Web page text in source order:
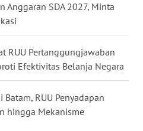
Anggaran SDA 2027, Minta
RUU Pertanggungjawaban
Efektivitas Belanja Negara
Batam, RUU Penyadapan
hingga Mekanisme